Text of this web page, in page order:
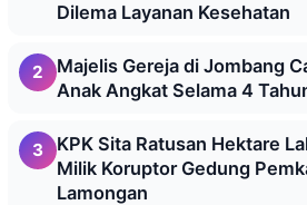
Dilema Layanan Kesehatan
2
Majelis Gereja di Jombang
Anak Angkat Selama 4
3
KPK Sita Ratusan Hektare
Milik Koruptor Gedung
Lamongan